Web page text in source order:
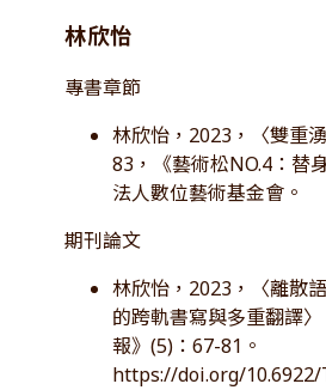
林欣怡
專書章節
林欣怡，2023，〈雙重
83，《藝術松NO.4：替
法人數位藝術基金會。
期刊論文
林欣怡，2023，〈離散
的跨軌書寫與多重翻譯
報》(5)：67-81。
https://doi.org/10.6922/